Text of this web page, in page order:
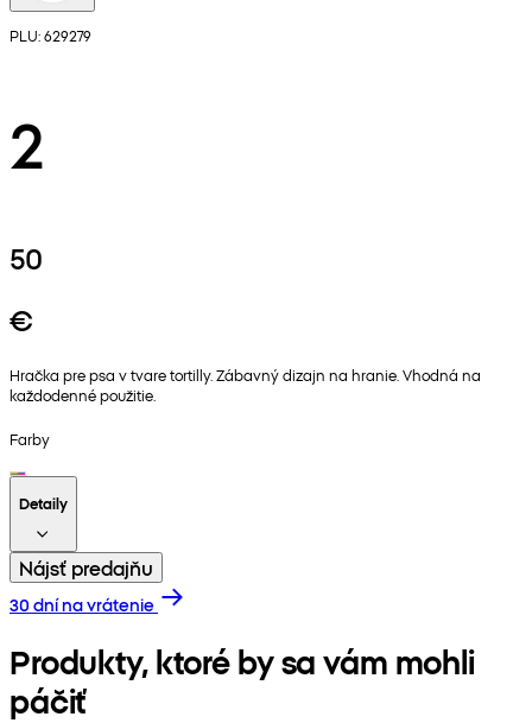
PLU: 629279
2
50
€
Hračka pre psa v tvare tortilly. Zábavný dizajn na hranie. Vhodná na
každodenné použitie.
Farby
Detaily
Nájsť predajňu
30 dní na vrátenie
Produkty, ktoré by sa vám mohli
páčiť